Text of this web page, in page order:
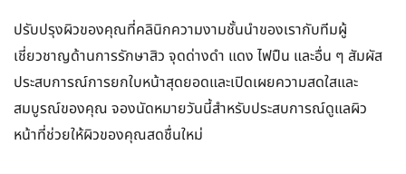
ปรับปรุงผิวของคุณที่คลินิกความงามชั้นนำของเรากับทีมผู้
เชี่ยวชาญด้านการรักษาสิว จุดด่างดำ แดง ไฟปืน และอื่น ๆ สัมผัส
ประสบการณ์การยกใบหน้าสุดยอดและเปิดเผยความสดใสและ
สมบูรณ์ของคุณ จองนัดหมายวันนี้สำหรับประสบการณ์ดูแลผิว
หน้าที่ช่วยให้ผิวของคุณสดชื่นใหม่